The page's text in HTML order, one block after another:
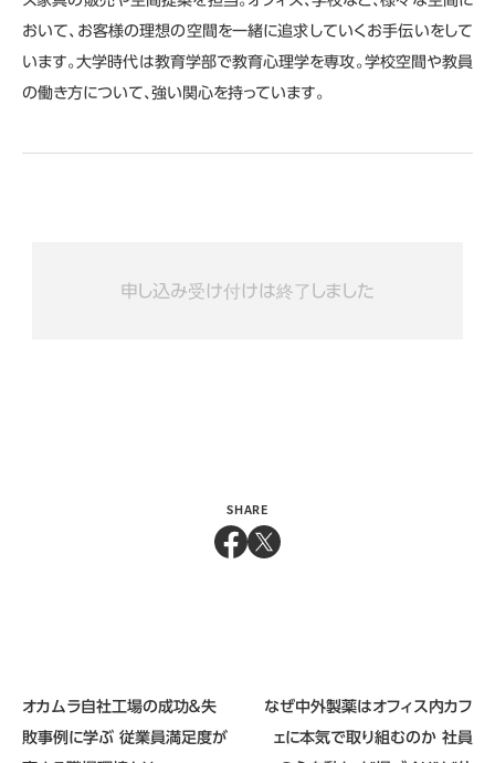
おいて、お客様の理想の空間を一緒に追求していくお手伝いをして
います。大学時代は教育学部で教育心理学を専攻。学校空間や教員
の働き方について、強い関心を持っています。
SHARE
オカムラ自社工場の成功＆失
敗事例に学ぶ 従業員満足度が
なぜ中外製薬はオフィス内カフ
ェに本気で取り組むのか 社員